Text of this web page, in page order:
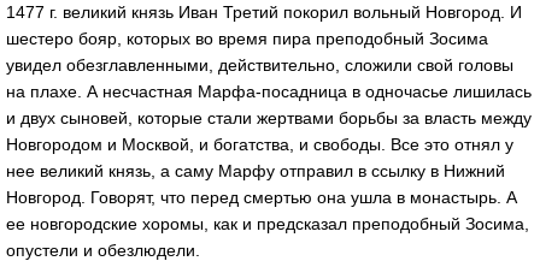
1477 г. великий князь Иван Третий покорил вольный Новгород. И
шестеро бояр, которых во время пира преподобный Зосима
увидел обезглавленными, действительно, сложили свой головы
на плахе. А несчастная Марфа-посадница в одночасье лишилась
и двух сыновей, которые стали жертвами борьбы за власть между
Новгородом и Москвой, и богатства, и свободы. Все это отнял у
нее великий князь, а саму Марфу отправил в ссылку в Нижний
Новгород. Говорят, что перед смертью она ушла в монастырь. А
ее новгородские хоромы, как и предсказал преподобный Зосима,
опустели и обезлюдели.